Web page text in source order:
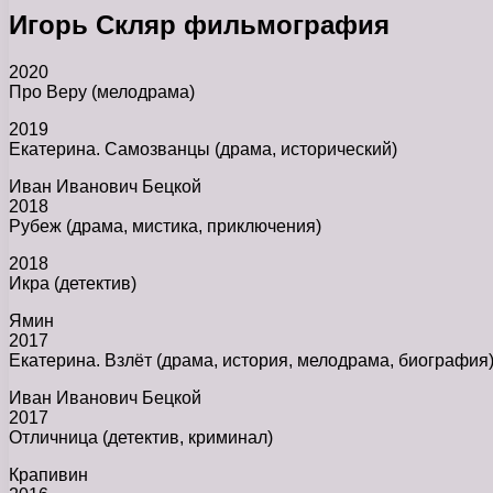
Игорь Скляр фильмография
2020
Про Веру (мелодрама)
2019
Екатерина. Самозванцы (драма, исторический)
Иван Иванович Бецкой
2018
Рубеж (драма, мистика, приключения)
2018
Икра (детектив)
Ямин
2017
Екатерина. Взлёт (драма, история, мелодрама, биография)
Иван Иванович Бецкой
2017
Отличница (детектив, криминал)
Крапивин